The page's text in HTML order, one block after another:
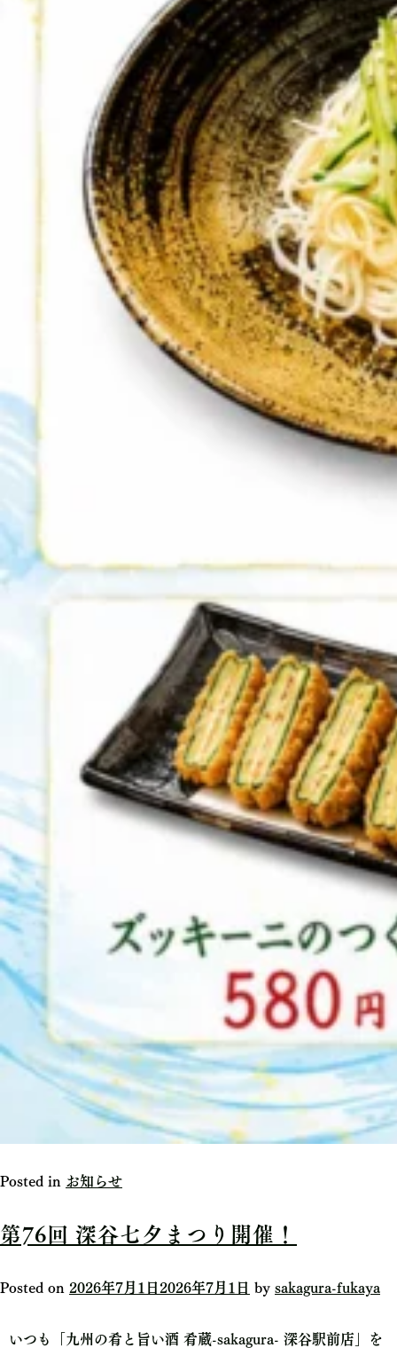
Posted in お知らせ
第76回 深谷七夕まつり開催！
Posted on 2026年7月1日 2026年7月1日 by sakagura-fukaya
いつも「九州の肴と旨い酒 肴蔵-sakagura- 深谷駅前店」を